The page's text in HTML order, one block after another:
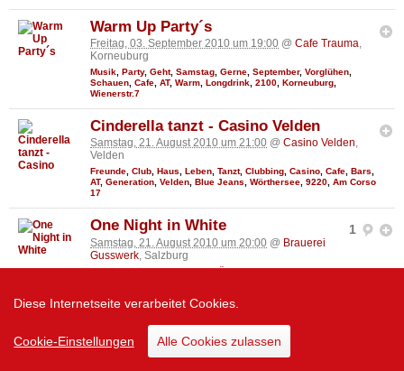
Diese Internetseite verarbeitet Cookies.
Cookie-Einstellungen Alle Cookies zulassen
Warm Up Party´s
Freitag, 03. September 2010 um 19:00 @ Cafe Trauma,
Korneuburg
Musik Party, Geht, Samstag Gerne September, Vorglühen
Schauen Cafe AT, Warm Longdrink 2100 Korneuburg
Wienerstr.7
Cinderella tanzt - Casino Velden
Samstag, 21. August 2010 um 21:00 @ Casino Velden,
Velden
Freunde, Club, Haus, Leben, Tanzt, Clubbing, Casino, Cafe, Bars,
AT, Generation, Velden, Blue Jeans, Wörthersee, 9220, Am Corso
17
1
One Night in White
Samstag, 21. August 2010 um 20:00 @ Brauerei
Gusswerk , Salzburg
Special,Party,Genau,Weiß,Österreich,Frauen,Scharf,Ente,
Söllheimerstraße 16,Berchtesgaden
Dohoda Festival 2010
Samstag, 14. August 2010 um 21:00